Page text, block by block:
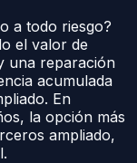
a todo riesgo?
el valor de
una reparación
acumulada
En
la opción más
ampliado,